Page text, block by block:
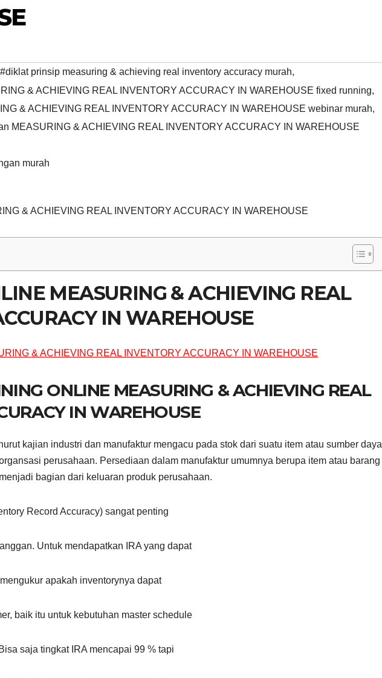
#diklat prinsip measuring & achieving real inventory accuracy murah,
& ACHIEVING REAL INVENTORY ACCURACY IN WAREHOUSE fixed running,
& ACHIEVING REAL INVENTORY ACCURACY IN WAREHOUSE webinar murah,
MEASURING & ACHIEVING REAL INVENTORY ACCURACY IN WAREHOUSE
murah
& ACHIEVING REAL INVENTORY ACCURACY IN WAREHOUSE
MEASURING & ACHIEVING REAL
IN WAREHOUSE
ONLINE MEASURING & ACHIEVING REAL
IN WAREHOUSE
kajian industri dan manufaktur mengacu pada stok dari suatu item atau sumber daya
perusahaan. Persediaan dalam manufaktur umumnya berupa item atau barang
bagian dari keluaran produk perusahaan.
Record Accuracy) sangat penting
Untuk mendapatkan IRA yang dapat
apakah inventorynya dapat
baik itu untuk kebutuhan master schedule
saja tingkat IRA mencapai 99 % tapi